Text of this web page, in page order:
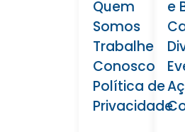
Quem
Somos
Trabalhe
Conosco
Política de
Privacidade
e